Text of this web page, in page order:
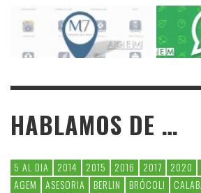
HABLAMOS DE …
5 AL DIA 2014 2015 2016 2017 2020
AGEM
ASESORIA BERLIN BRÓCOLI